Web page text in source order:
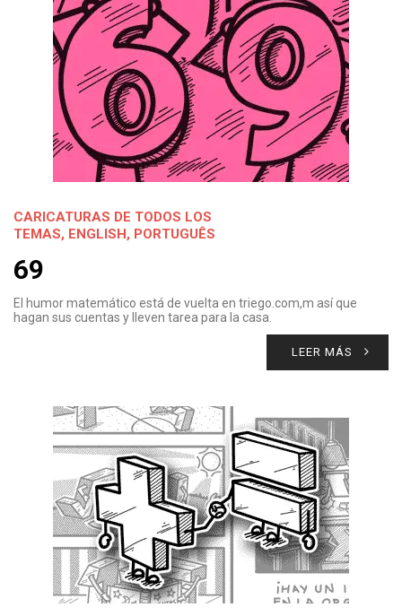
CARICATURAS DE TODOS LOS
TEMAS, ENGLISH, PORTUGUÊS
69
El humor matemático está de vuelta en triego.com,m así que
hagan sus cuentas y lleven tarea para la casa.
LEER MÁS